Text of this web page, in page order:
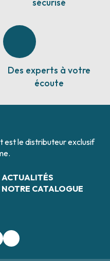
Des experts à votre
écoute
est le distributeur exclusif
ACTUALITÉS
NOTRE CATALOGUE